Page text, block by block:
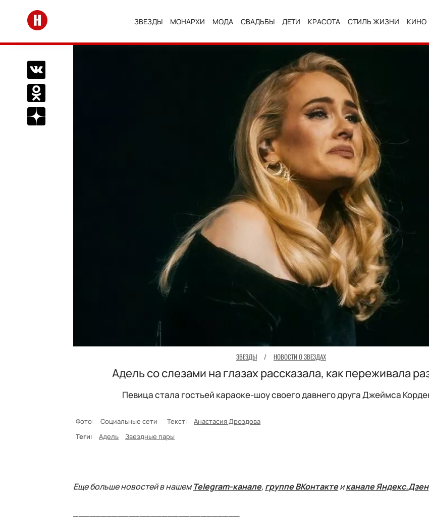
Перейти на главную
ЗВЕЗДЫ МОНАРХИ МОДА СВАДЬБЫ ДЕТИ КРАСОТА СТИЛЬ ЖИЗНИ КИНО
Поделиться Вконтакте
Поделиться в Одноклассниках
Подписаться на нас в Дзен
ЗВЕЗДЫ / НОВОСТИ О ЗВЕЗДАХ
Адель со слезами на глазах рассказала, как переживала
Певица стала гостьей караоке-шоу своего давнего друга Джеймса
Фото: Социальные сети Текст: Анастасия Дроздова
Теги:
Адель Звездные пары
Еще больше новостей в нашемTelegram-канале, группе ВКонтактеиканале Яндекс.Дзен